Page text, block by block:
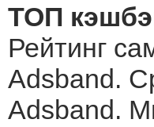
ТОП
Рейтинг
Adsband.
Adsband.